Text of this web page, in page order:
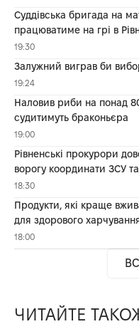
Суддівська бригада на
працюватиме на грі в
19:30
Залужний виграв би
19:24
Наловив риби на понад
судитимуть браконьєра
19:00
Рівненські прокурори
ворогу координати ЗСУ
18:30
Продукти, які краще
для здорового
18:00
ЧИТАЙТЕ